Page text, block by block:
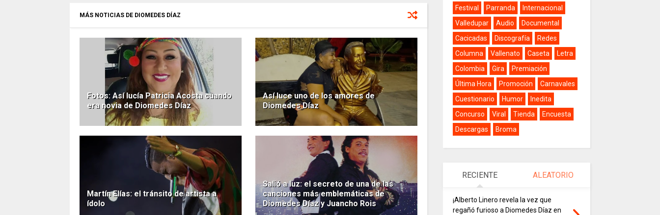
MÁS NOTICIAS DE DIOMEDES DÍAZ
Fotos: Así lucía Patricia Acosta cuando
era novia de Diomedes Díaz
Así luce uno de los amores de
Diomedes Díaz
Martín Elías: el tránsito de artista a
ídolo
Salió a luz: el secreto de una de las
canciones más emblemáticas de
Diomedes Díaz y Juancho Rois
Festival
Parranda
Internacional
Valledupar
Audio
Documental
Cacicadas
Discografía
Redes
Columna
Vallenato Caseta
Letra
Colombia
Gira
Premiación
Última Hora
Promoción
Carnavales
Cuestionario
Humor
Inedita
Concurso
Viral Tienda
Encuesta
Descargas
Broma
RECIENTE ALEATORIO
¡Alberto Linero revela la vez que
regañó furioso a Diomedes Díaz en